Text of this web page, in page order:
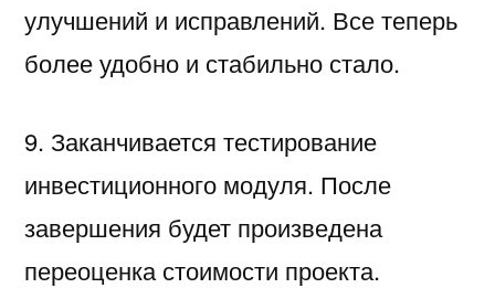
улучшений и исправлений. Все теперь
более удобно и стабильно стало.
9. Заканчивается тестирование
инвестиционного модуля. После
завершения будет произведена
переоценка стоимости проекта.